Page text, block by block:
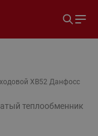
XB52 Данфосс
теплообменник